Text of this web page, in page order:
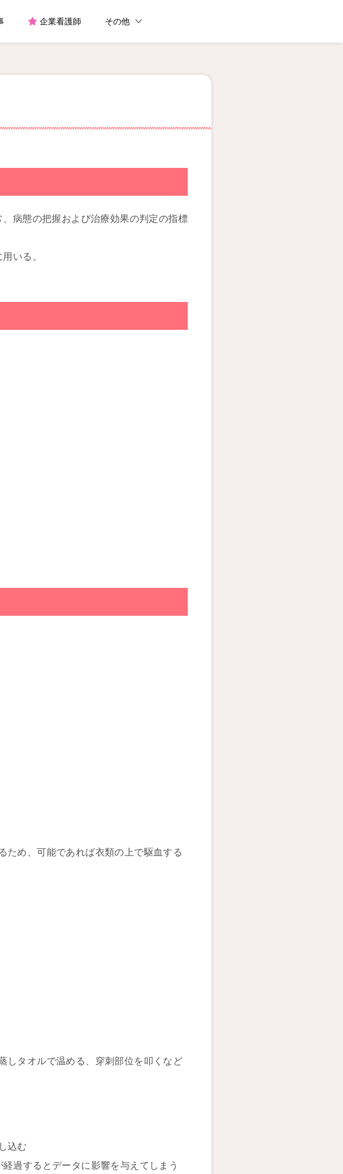
企業看護師 その他
病態の把握および治療効果の判定の指標
いる。
ため、可能であれば衣類の上で駆血する
しタオルで温める、穿刺部位を叩くなど
込む
過するとデータに影響を与えてしまう